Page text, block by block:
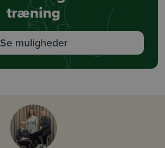
træning
Se muligheder